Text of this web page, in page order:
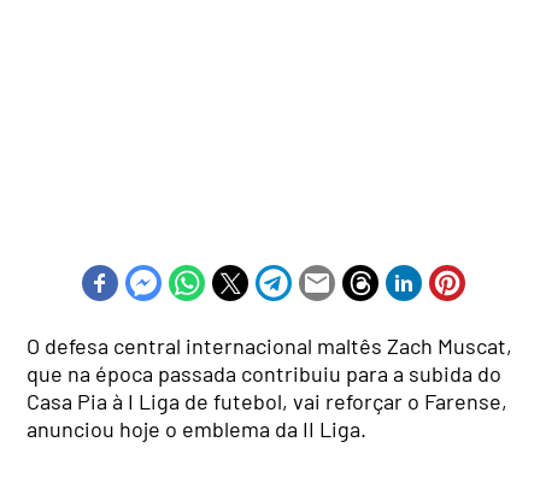
O defesa central internacional maltês Zach Muscat,
que na época passada contribuiu para a subida do
Casa Pia à I Liga de futebol, vai reforçar o Farense,
anunciou hoje o emblema da II Liga.